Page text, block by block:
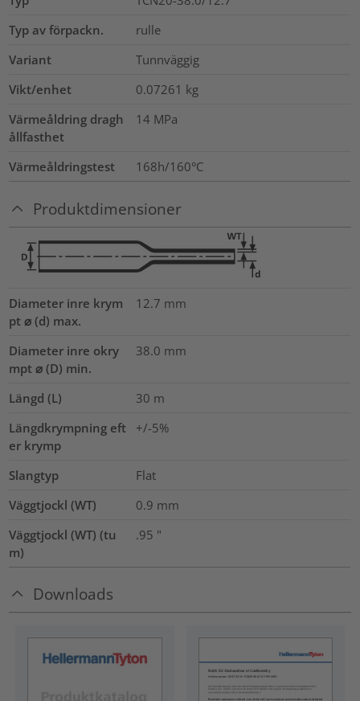
Typ av förpackn.
rulle
Variant
Tunnväggig
Vikt/enhet
0.07261 kg
Värmeåldring dragh
ållfasthet
14 MPa
Värmeåldringstest 168h/160°C
Produktdimensioner
Diameter inre krym
pt ⌀ (d) max.
12.7 mm
Diameter inre okry
mpt ⌀ (D) min.
38.0 mm
Längd (L) 30 m
Längdkrympning eft
er krymp
+/-5%
Slangtyp
Flat
Väggtjockl (WT)
0.9 mm
Väggtjockl (WT) (tu
m)
.95 "
Downloads